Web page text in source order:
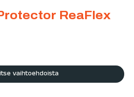
ReaFlex
vaihtoehdoista